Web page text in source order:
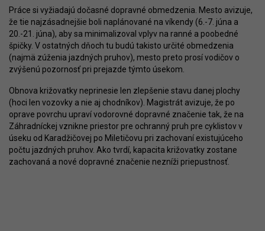
Práce si vyžiadajú dočasné dopravné obmedzenia. Mesto avizuje,
že tie najzásadnejšie boli naplánované na víkendy (6.-7. júna a
20.-21. júna), aby sa minimalizoval vplyv na ranné a poobedné
špičky. V ostatných dňoch tu budú takisto určité obmedzenia
(najmä zúženia jazdných pruhov), mesto preto prosí vodičov o
zvýšenú pozornosť pri prejazde týmto úsekom.
Obnova križovatky neprinesie len zlepšenie stavu danej plochy
(hoci len vozovky a nie aj chodníkov). Magistrát avizuje, že po
oprave povrchu upraví vodorovné dopravné značenie tak, že na
Záhradníckej vznikne priestor pre ochranný pruh pre cyklistov v
úseku od Karadžičovej po Miletičovu pri zachovaní existujúceho
počtu jazdných pruhov. Ako tvrdí, kapacita križovatky zostane
zachovaná a nové dopravné značenie nezníži priepustnosť.